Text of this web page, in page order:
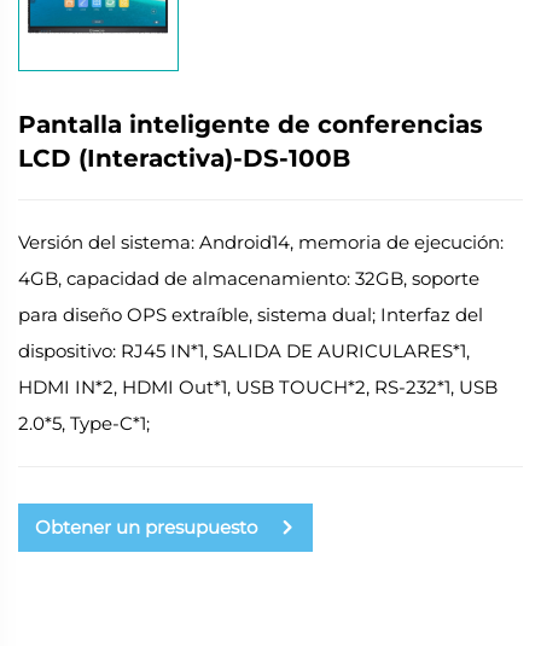
Pantalla inteligente de conferencias
LCD (Interactiva)-DS-100B
Versión del sistema: Android14, memoria de ejecución:
4GB, capacidad de almacenamiento: 32GB, soporte
para diseño OPS extraíble, sistema dual; Interfaz del
dispositivo: RJ45 IN*1, SALIDA DE AURICULARES*1,
HDMI IN*2, HDMI Out*1, USB TOUCH*2, RS-232*1, USB
2.0*5, Type-C*1;
Obtener un presupuesto